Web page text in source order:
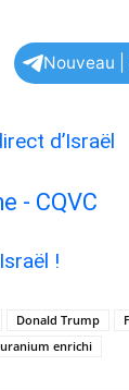
Nouveau
d’Israël
- CQVC
!
Donald Trump
uranium enrichi